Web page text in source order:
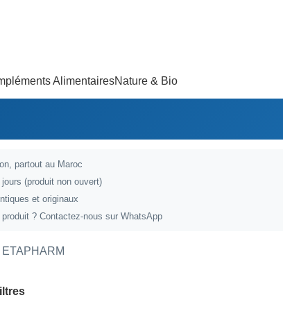
AlimentairesNature & Bio
partout au Maroc
(produit non ouvert)
et originaux
? Contactez-nous sur WhatsApp